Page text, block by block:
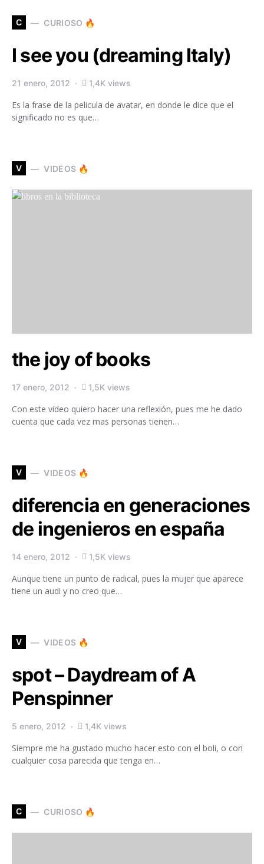
C CURIOSO 🔥
I see you (dreaming Italy)
21 enero, 2012 1,4K views
Es la frase de la pelicula de avatar, en donde le dice que el
significado no es que…
V VIDEOS 🔥
the joy of books
17 enero, 2012 1,5K views
Con este video quiero hacer una reflexión, pues me he dado
cuenta que cada vez mas personas tienen…
V VIDEOS 🔥
diferencia en generaciones
de ingenieros en españa
14 enero, 2012 1,5K views
Aunque tiene un punto de radical, pues la mujer que aparece
tiene un audi y no creo que…
V VIDEOS 🔥
spot – Daydream of A
Penspinner
5 enero, 2012 1,4K views
Siempre me ha gustado mucho hacer esto con el boli, o con
cualquier cosa parecida que tenga en…
C CURIOSO 🔥